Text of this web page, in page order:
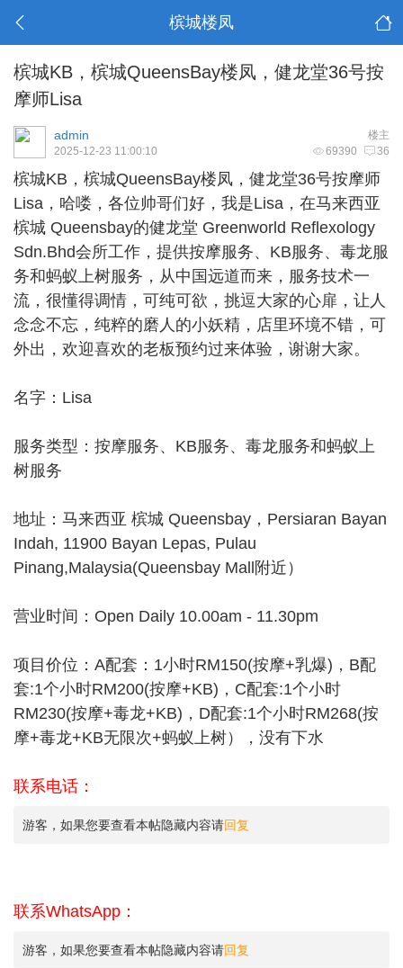
槟城楼凤
槟城KB，槟城QueensBay楼凤，健龙堂36号按
摩师Lisa
楼主
admin
69390 36
2025-12-23 11:00:10
槟城KB ，槟城QueensBay楼凤，健龙堂36号按摩师
Lisa，哈喽，各位帅哥们好，我是Lisa，在马来西亚
槟城 Queensbay的健龙堂 Greenworld Reflexology
Sdn.Bhd会所工作，提供按摩服务、KB服务、毒龙服
务和蚂蚁上树服务，从中国远道而来，服务技术一
流，很懂得调情，可纯可欲，挑逗大家的心扉，让人
念念不忘，纯粹的磨人的小妖精，店里环境不错，可
外出，欢迎喜欢的老板预约过来体验，谢谢大家。
名字：Lisa
服务类型：按摩服务、KB服务、毒龙服务和蚂蚁上
树服务
地址：马来西亚 槟城 Queensbay，Persiaran Bayan
Indah, 11900 Bayan Lepas, Pulau
Pinang,Malaysia(Queensbay Mall附近）
营业时间：Open Daily 10.00am - 11.30pm
项目价位：A配套：1小时RM150(按摩+乳爆)，B配
套:1个小时RM200(按摩+KB)，C配套:1个小时
RM230(按摩+毒龙+KB)，D配套:1个小时RM268(按
摩+毒龙+KB无限次+蚂蚁上树），没有下水
联系电话：
游客，如果您要查看本帖隐藏内容请回复
联系WhatsApp：
游客，如果您要查看本帖隐藏内容请回复